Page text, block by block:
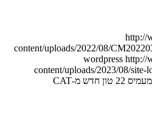
http://
content/uploads/2022/08/
wordpress http://
content/uploads/2023/08/site-
מעמיס 22 טון חדש מ-CAT